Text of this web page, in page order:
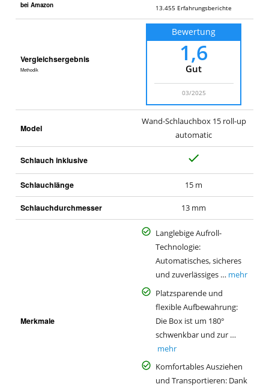
d
e
bei Amazon 13.455 Erfahrungsberichte
Vergleichsergebnis
Methodik
Bewertung
1,6
Gut
03/2025
Model
Wand-Schlauchbox 15 roll-up
automatic
Schlauch inklusive
a
Schlauchlänge 15 m
Schlauchdurchmesser 13 mm
Merkmale
Langlebige Aufroll-
Technologie:
Automatisches, sicheres
und zuverlässiges … mehr
Platzsparende und
flexible Aufbewahrung:
Die Box ist um 180°
schwenkbar und zur …
mehr
Komfortables Ausziehen
und Transportieren: Dank